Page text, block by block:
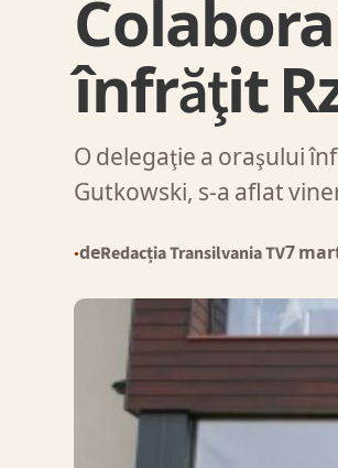
înfrăţit
O delegaţie a oraşului
Gutkowski, s-a aflat
●deRedacția Transilvania TV7